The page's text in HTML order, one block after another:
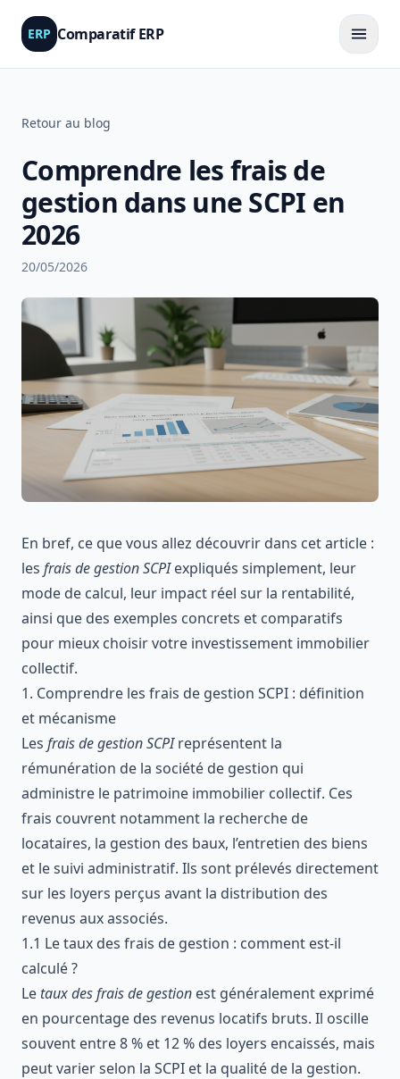
ERP Comparatif ERP
Retour au blog
Comprendre les frais de
gestion dans une SCPI en
2026
20/05/2026
En bref, ce que vous allez découvrir dans cet article :
les frais de gestion SCPIexpliqués simplement, leur
mode de calcul, leur impact réel sur la rentabilité,
ainsi que des exemples concrets et comparatifs
pour mieux choisir votre investissement immobilier
collectif.
1. Comprendre les frais de gestion SCPI : définition
et mécanisme
Les frais de gestion SCPIreprésentent la
rémunération de la société de gestion qui
administre le patrimoine immobilier collectif. Ces
frais couvrent notamment la recherche de
locataires, la gestion des baux, l’entretien des biens
et le suivi administratif. Ils sont prélevés directement
sur les loyers perçus avant la distribution des
revenus aux associés.
1.1 Le taux des frais de gestion : comment est-il
calculé ?
Le taux des frais de gestion est généralement exprimé
en pourcentage des revenus locatifs bruts. Il oscille
souvent entre 8 % et 12 % des loyers encaissés, mais
peut varier selon la SCPI et la qualité de la gestion.